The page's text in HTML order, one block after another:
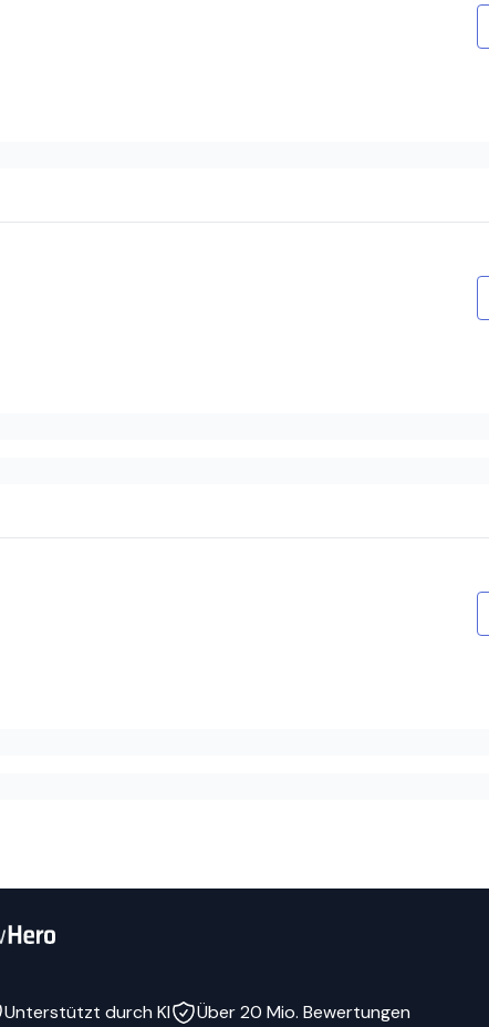
heute genau um diese Uhrzeit 17 Uhr am 12.07 gearbeitet hat! Sonst
Unterstützt durch KI Über 20 Mio. Bewertungen